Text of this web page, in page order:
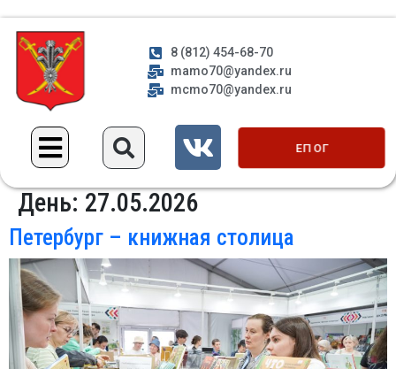
8 (812) 454-68-70
mamo70@yandex.ru
mcmo70@yandex.ru
ЕП ОГ
День: 27.05.2026
Петербург – книжная столица